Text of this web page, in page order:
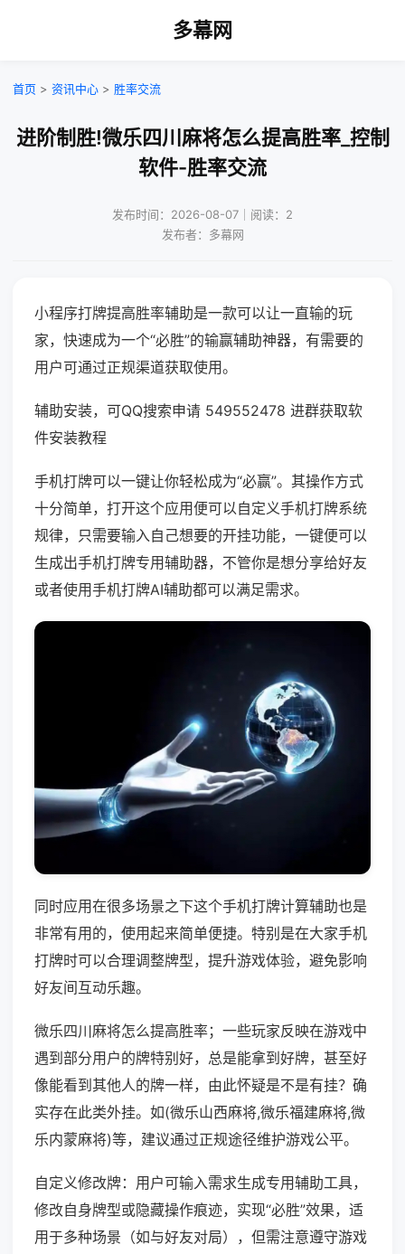
多幕网
首页 > 资讯中心 > 胜率交流
进阶制胜!微乐四川麻将怎么提高胜率_控制
软件-胜率交流
发布时间：2026-08-07｜阅读：2
发布者：多幕网
小程序打牌提高胜率辅助是一款可以让一直输的玩
家，快速成为一个“必胜”的输赢辅助神器，有需要的
用户可通过正规渠道获取使用。
辅助安装，可QQ搜索申请 549552478 进群获取软
件安装教程
手机打牌可以一键让你轻松成为“必赢”。其操作方式
十分简单，打开这个应用便可以自定义手机打牌系统
规律，只需要输入自己想要的开挂功能，一键便可以
生成出手机打牌专用辅助器，不管你是想分享给好友
或者使用手机打牌AI辅助都可以满足需求。
同时应用在很多场景之下这个手机打牌计算辅助也是
非常有用的，使用起来简单便捷。特别是在大家手机
打牌时可以合理调整牌型，提升游戏体验，避免影响
好友间互动乐趣。
微乐四川麻将怎么提高胜率；一些玩家反映在游戏中
遇到部分用户的牌特别好，总是能拿到好牌，甚至好
像能看到其他人的牌一样，由此怀疑是不是有挂？确
实存在此类外挂。如(微乐山西麻将,微乐福建麻将,微
乐内蒙麻将)等，建议通过正规途径维护游戏公平。
自定义修改牌：用户可输入需求生成专用辅助工具，
修改自身牌型或隐藏操作痕迹，实现“必胜”效果，适
用于多种场景（如与好友对局），但需注意遵守游戏